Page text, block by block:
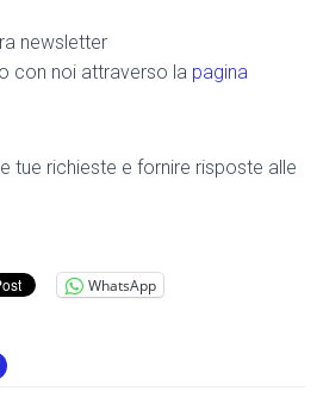
newsletter
con noi attraverso la pagina
tue richieste e fornire risposte alle
WhatsApp